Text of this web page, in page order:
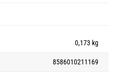
0,173 kg
8586010211169